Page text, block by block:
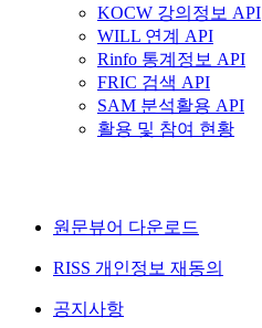
KOCW 강의정보 API
WILL 연계 API
Rinfo 통계정보 API
FRIC 검색 API
SAM 분석활용 API
활용 및 참여 현황
원문뷰어 다운로드
RISS 개인정보 재동의
공지사항